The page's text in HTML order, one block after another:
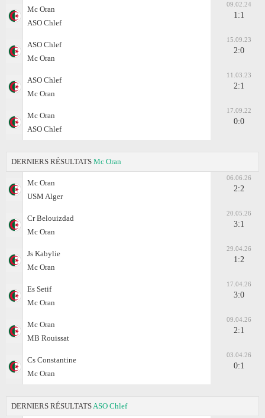
Mc Oran
ASO Chlef
09.02.24
1:1
ASO Chlef
Mc Oran
15.09.23
2:0
ASO Chlef
Mc Oran
11.03.23
2:1
Mc Oran
ASO Chlef
17.09.22
0:0
DERNIERS RÉSULTATS Mc Oran
Mc Oran
USM Alger
06.06.26
2:2
Cr Belouizdad
Mc Oran
20.05.26
3:1
Js Kabylie
Mc Oran
29.04.26
1:2
Es Setif
Mc Oran
17.04.26
3:0
Mc Oran
MB Rouissat
09.04.26
2:1
Cs Constantine
Mc Oran
03.04.26
0:1
DERNIERS RÉSULTATS ASO Chlef